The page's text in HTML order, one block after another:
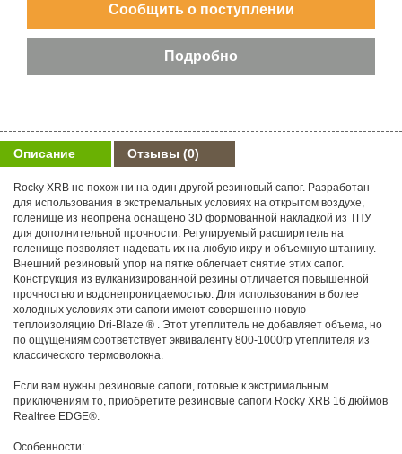
Описание Отзывы (0)
Rocky XRB не похож ни на один другой резиновый сапог. Разработан
для использования в экстремальных условиях на открытом воздухе,
голенище из неопрена оснащено 3D формованной накладкой из ТПУ
для дополнительной прочности. Регулируемый расширитель на
голенище позволяет надевать их на любую икру и объемную штанину.
Внешний резиновый упор на пятке облегчает снятие этих сапог.
Конструкция из вулканизированной резины отличается повышенной
прочностью и водонепроницаемостью. Для использования в более
холодных условиях эти сапоги имеют совершенно новую
теплоизоляцию Dri-Blaze ® . Этот утеплитель не добавляет объема, но
по ощущениям соответствует эквиваленту 800-1000гр утеплителя из
классического термоволокна.
Если вам нужны резиновые сапоги, готовые к экстримальным
приключениям то, приобретите резиновые сапоги Rocky XRB 16 дюймов
Realtree EDGE®.
Особенности: